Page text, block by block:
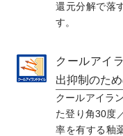
還元分解で落
す。
クールアイ
出抑制のた
クールアイラ
た登り角30度
率を有する釉